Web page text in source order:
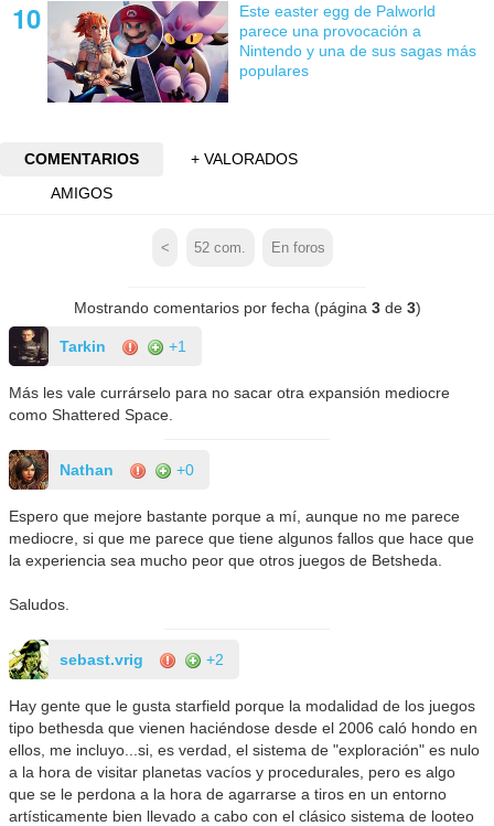
Este easter egg de Palworld
parece una provocación a
Nintendo y una de sus sagas más
populares
COMENTARIOS
+ VALORADOS
AMIGOS
< 52 com. En foros
Mostrando comentarios por fecha (página 3de 3)
Tarkin +1
Más les vale currárselo para no sacar otra expansión mediocre
como Shattered Space.
Nathan +0
Espero que mejore bastante porque a mí, aunque no me parece
mediocre, si que me parece que tiene algunos fallos que hace que
la experiencia sea mucho peor que otros juegos de Betsheda.
Saludos.
sebast.vrig +2
Hay gente que le gusta starfield porque la modalidad de los juegos
tipo bethesda que vienen haciéndose desde el 2006 caló hondo en
ellos, me incluyo...si, es verdad, el sistema de "exploración" es nulo
a la hora de visitar planetas vacíos y procedurales, pero es algo
que se le perdona a la hora de agarrarse a tiros en un entorno
artísticamente bien llevado a cabo con el clásico sistema de looteo